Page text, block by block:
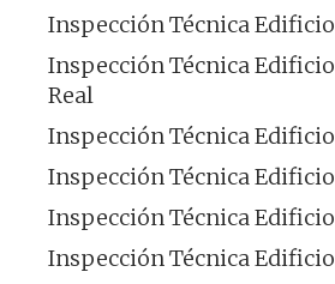
Inspección Técnica
Inspección Técnica
Real
Inspección Técnica
Inspección Técnica
Inspección Técnica
Inspección Técnica